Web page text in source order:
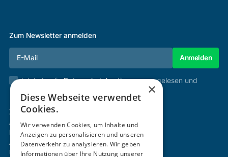
Zum Newsletter anmelden
Ich habe dieDatenschutzbestimmungengelesen und
Zertifizierung & Verifikation
Akademie
Mitgliedschaft
Aktivitäten
Über uns
×
Diese Webseite verwendet
Cookies.
Wir verwenden Cookies, um Inhalte und
Anzeigen zu personalisieren und unseren
Datenverkehr zu analysieren. Wir geben
Informationen über Ihre Nutzung unserer